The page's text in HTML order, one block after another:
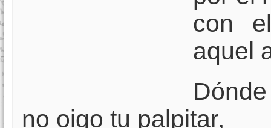
con
aquel
no oigo tu palpitar,